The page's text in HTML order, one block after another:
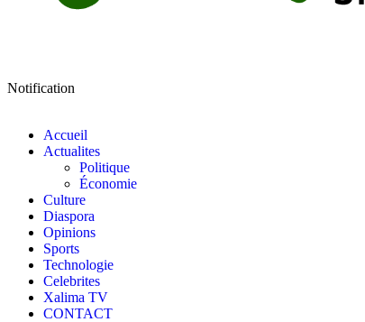
Notification
Accueil
Actualites
Politique
Économie
Culture
Diaspora
Opinions
Sports
Technologie
Celebrites
Xalima TV
CONTACT